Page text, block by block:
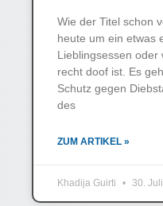
Wie der Titel schon
heute um ein etwas
Lieblingsessen oder
recht doof ist. Es
Schutz gegen
des
ZUM ARTIKEL »
Khadija Guirti 30.